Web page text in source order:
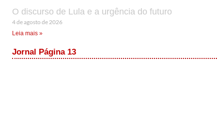
O discurso de Lula e a urgência do futuro
4 de agosto de 2026
Leia mais »
Jornal Página 13